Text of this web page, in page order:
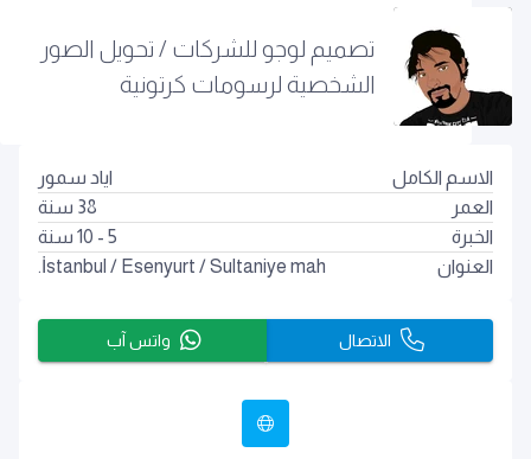
تصميم لوجو للشركات / تحويل الصور
الشخصية لرسومات كرتونية
الاسم الكامل
اياد سمور
العمر
38 سنة
الخبرة
5 - 10 سنة
العنوان
İstanbul / Esenyurt /Sultaniye mah.
الاتصال واتس آب